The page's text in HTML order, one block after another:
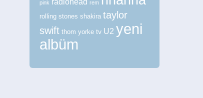
pink radiohead rem
rolling stones shakira taylor
swift thom yorke tv U2 yeni
albüm